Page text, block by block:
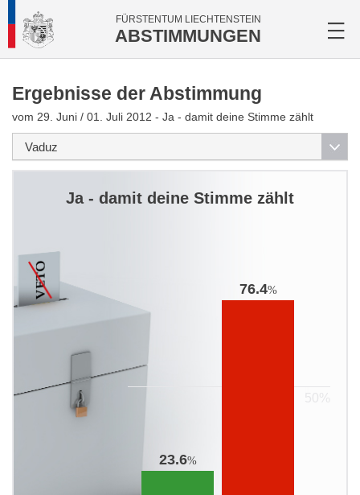
FÜRSTENTUM LIECHTENSTEIN
ABSTIMMUNGEN
Ergebnisse der Abstimmung
vom 29. Juni / 01. Juli 2012 - Ja - damit deine Stimme zählt
Ja - damit deine Stimme zählt
23.6%
76.4%